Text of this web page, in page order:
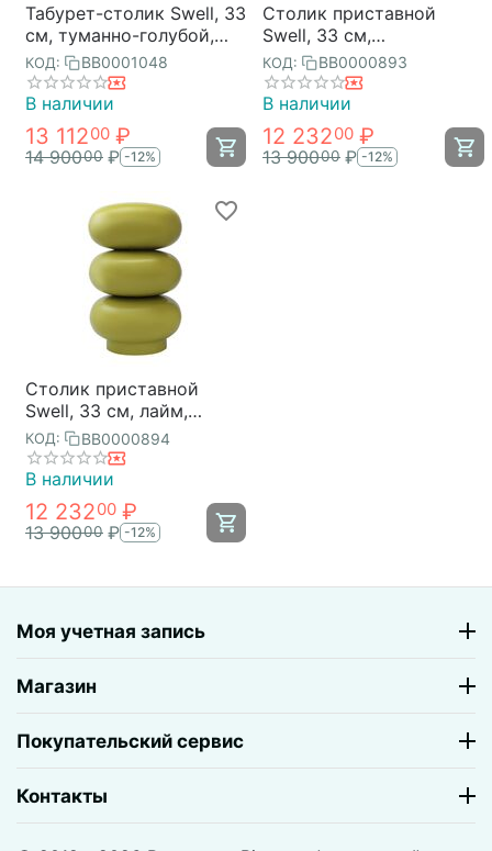
Табурет-столик Swell, 33
см, туманно-голубой,
Bergenson Bjorn
КОД: BB0001048
В наличии
13 11200 ₽
14 90000 ₽ -12%
Столик приставной
Swell, 33 см,
апельсиновая цедра,
Bergenson Bjorn
КОД: BB0000893
В наличии
12 23200 ₽
13 90000 ₽ -12%
Столик приставной
Swell, 33 см, лайм,
Bergenson Bjorn
КОД: BB0000894
В наличии
12 23200 ₽
13 90000 ₽ -12%
Моя учетная запись
Магазин
Покупательский сервис
Контакты